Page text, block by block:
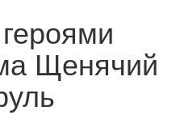
Щенячий